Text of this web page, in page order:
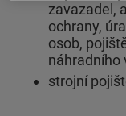
zavazadel,
ochrany,
osob,
náhradního
strojní